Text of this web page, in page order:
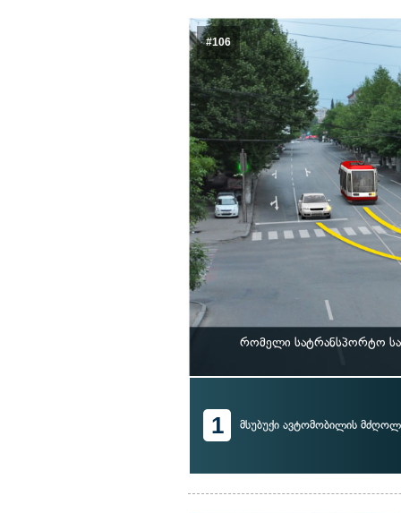
#106
რომელი სატრანსპორტო
1 მსუბუქი ავტომობილის